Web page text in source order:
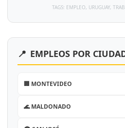
TAGS: EMPLEO, URUGUAY,
📍 EMPLEOS POR
🏢 MONTEVIDEO
🌊 MALDONADO